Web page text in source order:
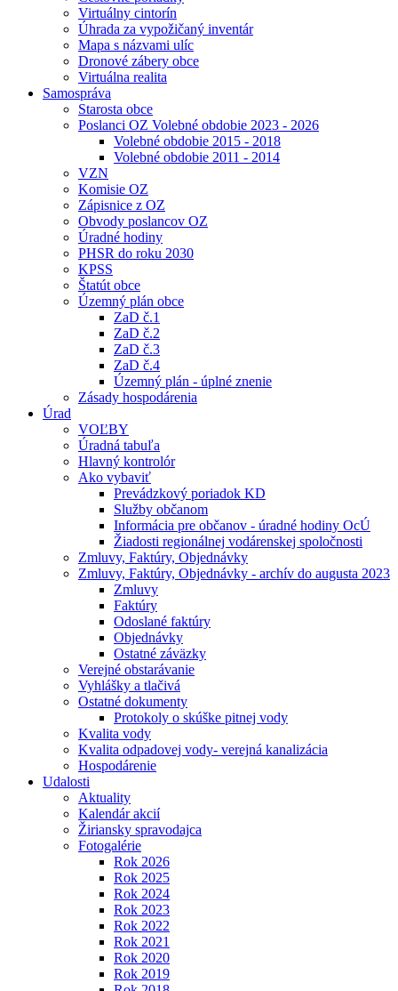
Virtuálny cintorín
Úhrada za vypožičaný inventár
Mapa s názvami ulíc
Dronové zábery obce
Virtuálna realita
Samospráva
Starosta obce
Poslanci OZ Volebné obdobie 2023 - 2026
Volebné obdobie 2015 - 2018
Volebné obdobie 2011 - 2014
VZN
Komisie OZ
Zápisnice z OZ
Obvody poslancov OZ
Úradné hodiny
PHSR do roku 2030
KPSS
Štatút obce
Územný plán obce
ZaD č.1
ZaD č.2
ZaD č.3
ZaD č.4
Územný plán - úplné znenie
Zásady hospodárenia
Úrad
VOĽBY
Úradná tabuľa
Hlavný kontrolór
Ako vybaviť
Prevádzkový poriadok KD
Služby občanom
Informácia pre občanov - úradné hodiny OcÚ
Žiadosti regionálnej vodárenskej spoločnosti
Zmluvy, Faktúry, Objednávky
Zmluvy, Faktúry, Objednávky - archív do augusta 2023
Zmluvy
Faktúry
Odoslané faktúry
Objednávky
Ostatné záväzky
Verejné obstarávanie
Vyhlášky a tlačivá
Ostatné dokumenty
Protokoly o skúške pitnej vody
Kvalita vody
Kvalita odpadovej vody- verejná kanalizácia
Hospodárenie
Udalosti
Aktuality
Kalendár akcií
Žiriansky spravodajca
Fotogalérie
Rok 2026
Rok 2025
Rok 2024
Rok 2023
Rok 2022
Rok 2021
Rok 2020
Rok 2019